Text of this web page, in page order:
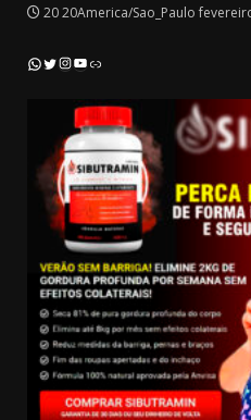
20 20America/Sao_Paulo
WhatsApp
Twitter
Instagram
YouTube
Link